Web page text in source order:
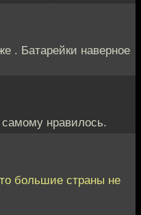
. Батарейки наверное
самому нравилось.
большие страны не